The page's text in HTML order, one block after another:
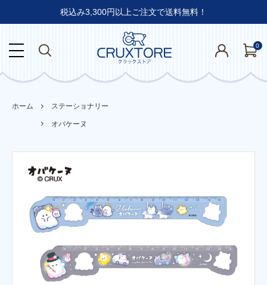
税込み3,300円以上ご注文で送料無料！
0
ホーム ステーショナリー
オバケーヌ